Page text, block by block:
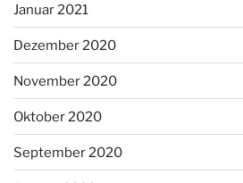
Januar 2021
Dezember 2020
November 2020
Oktober 2020
September 2020